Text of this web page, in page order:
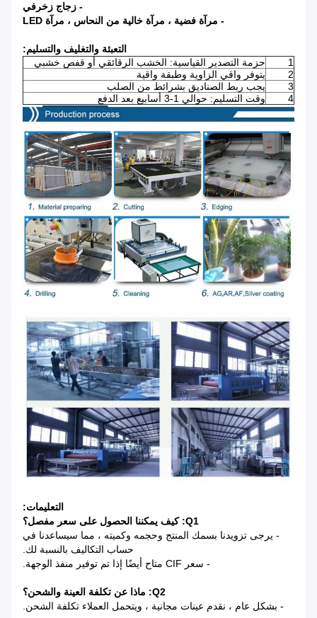
- زجاج زخرفي
- مرآة فضية ، مرآة خالية من النحاس ، مرآة LED
التعبئة والتغليف والتسليم:
1
حزمة التصدير القياسية: الخشب الرقائقي أو قفص خشبي
2
يتوفر واقي الزاوية وطبقة واقية
3
يجب ربط الصناديق بشرائط من الصلب
4
وقت التسليم: حوالي 1-3 أسابيع بعد الدفع
التعليمات:
Q1: كيف يمكننا الحصول على سعر مفصل؟
- يرجى تزويدنا بسمك المنتج وحجمه وكميته ، مما سيساعدنا في
حساب التكاليف بالنسبة لك.
- سعر CIF متاح أيضًا إذا تم توفير منفذ الوجهة.
Q2: ماذا عن تكلفة العينة والشحن؟
- بشكل عام ، نقدم عينات مجانية ، ويتحمل العملاء تكلفة الشحن.